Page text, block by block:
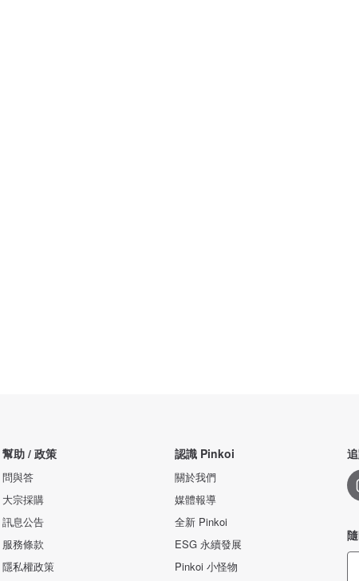
幫助 / 政策
問與答
大宗採購
訊息公告
服務條款
隱私權政策
認識 Pinkoi
關於我們
媒體報導
全新 Pinkoi
ESG 永續發展
Pinkoi 小怪物